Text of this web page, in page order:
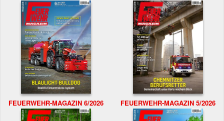
FEUERWEHR-MAGAZIN 6/2026 FEUERWEHR-MAGAZIN 5/2026